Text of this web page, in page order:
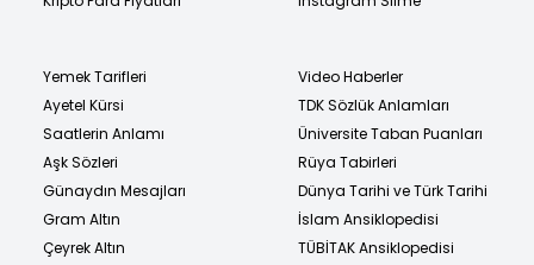
Yemek Tarifleri
Ayetel Kürsi
Saatlerin Anlamı
Aşk Sözleri
Günaydın Mesajları
Gram Altın
Çeyrek Altın
Video Haberler
TDK Sözlük Anlamları
Üniversite Taban Puanları
Rüya Tabirleri
Dünya Tarihi ve Türk Tarihi
İslam Ansiklopedisi
TÜBİTAK Ansiklopedisi